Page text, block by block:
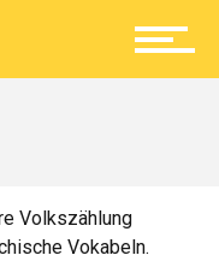
Volkszählung
Vokabeln.